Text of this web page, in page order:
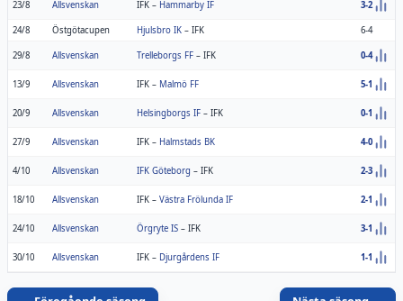
23/8 Allsvenskan IFK– Hammarby IF 3-2
24/8 Östgötacupen Hjulsbro IK– IFK 6-4
29/8 Allsvenskan Trelleborgs FF– IFK 0-4
13/9 Allsvenskan IFK– Malmö FF 5-1
20/9 Allsvenskan Helsingborgs IF– IFK 0-1
27/9 Allsvenskan IFK– Halmstads BK 4-0
4/10 Allsvenskan IFK Göteborg – IFK 2-3
18/10 Allsvenskan IFK– Västra Frölunda IF 2-1
24/10 Allsvenskan Örgryte IS– IFK 3-1
30/10 Allsvenskan IFK– Djurgårdens IF 1-1